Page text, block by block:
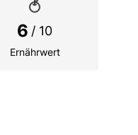
6 / 10
Ernährwert